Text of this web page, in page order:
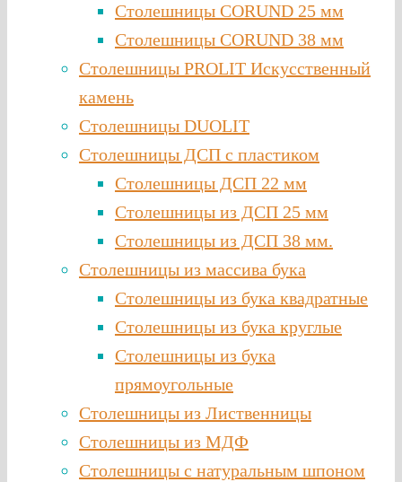
Столешницы CORUND 25 мм
Столешницы CORUND 38 мм
Столешницы PROLIT Искусственный
камень
Столешницы DUOLIT
Столешницы ДСП с пластиком
Столешницы ДСП 22 мм
Столешницы из ДСП 25 мм
Столешницы из ДСП 38 мм.
Столешницы из массива бука
Столешницы из бука квадратные
Столешницы из бука круглые
Столешницы из бука
прямоугольные
Столешницы из Лиственницы
Столешницы из МДФ
Столешницы с натуральным шпоном